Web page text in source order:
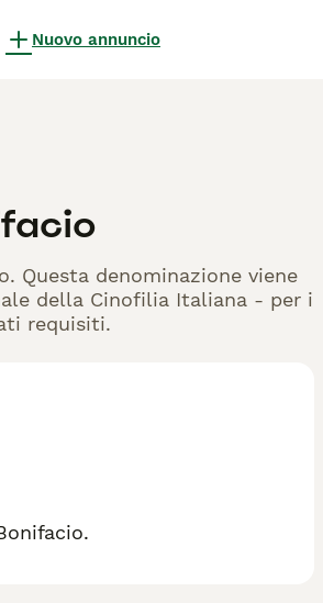
Nuovo annuncio
Questa denominazione viene
della Cinofilia Italiana - per i
requisiti.